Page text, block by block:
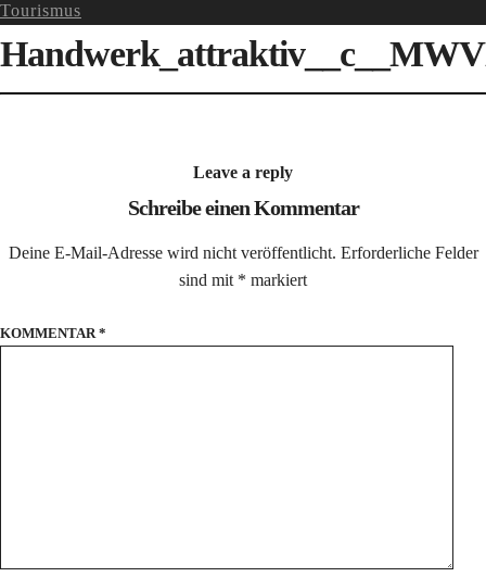
Tourismus
Leave a reply
Schreibe einen Kommentar
Deine E-Mail-Adresse wird nicht veröffentlicht. Erforderliche Felder
sind mit * markiert
KOMMENTAR *